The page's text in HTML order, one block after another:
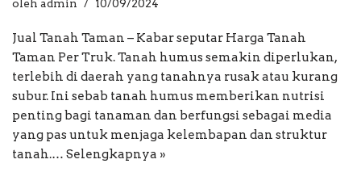
oleh admin 10/09/2024
Jual Tanah Taman – Kabar seputar Harga Tanah
Taman Per Truk. Tanah humus semakin diperlukan,
terlebih di daerah yang tanahnya rusak atau kurang
subur. Ini sebab tanah humus memberikan nutrisi
penting bagi tanaman dan berfungsi sebagai media
yang pas untuk menjaga kelembapan dan struktur
tanah.… Selengkapnya »